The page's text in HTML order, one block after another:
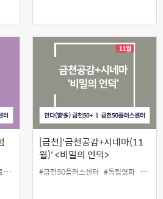
#인생설계
[금천]'금천공감+시네마(11
월)' <비밀의 언덕>
#금천50플러스센터 #독립영화 #무료